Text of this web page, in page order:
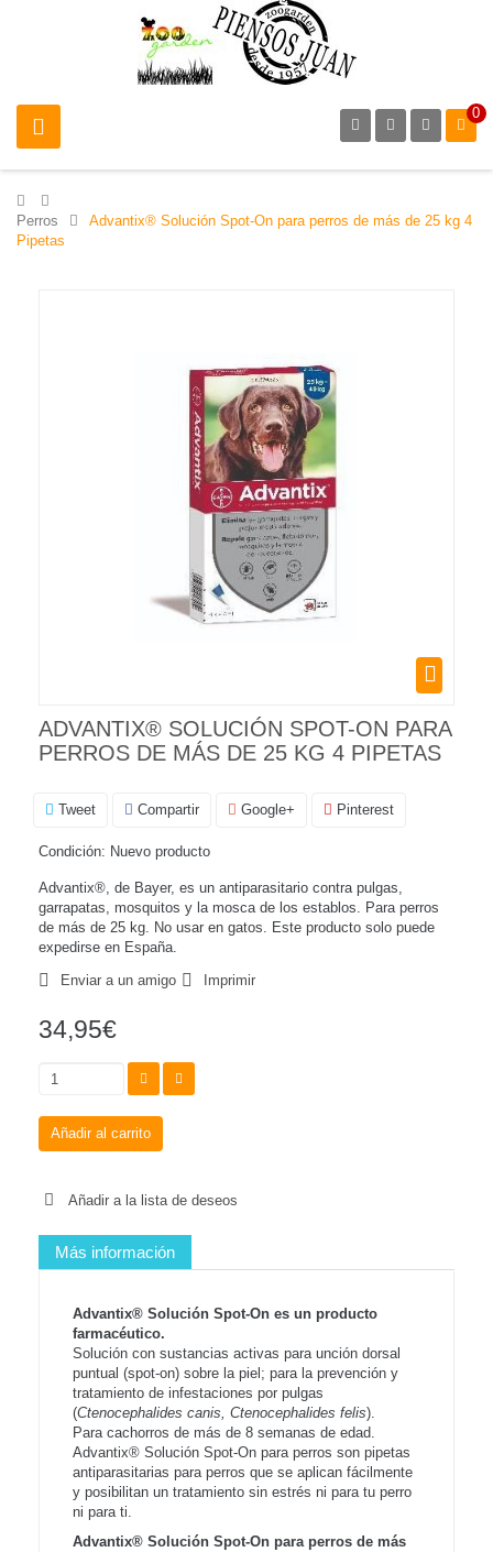
0
>
Perros
>
Advantix® Solución Spot-On para perros de más de 25 kg 4
Pipetas
ADVANTIX® SOLUCIÓN SPOT-ON PARA
PERROS DE MÁS DE 25 KG 4 PIPETAS
Tweet Compartir Google+ Pinterest
Condición: Nuevo producto
Advantix®, de Bayer, es un antiparasitario contra pulgas,
garrapatas, mosquitos y la mosca de los establos. Para perros
de más de 25 kg. No usar en gatos. Este producto solo puede
expedirse en España.
Enviar a un amigo
Imprimir
34,95€
Añadir al carrito
Añadir a la lista de deseos
Más información
Advantix® Solución Spot-On es un producto
farmacéutico.
Solución con sustancias activas para unción dorsal
puntual (spot-on) sobre la piel; para la prevención y
tratamiento de infestaciones por pulgas
(Ctenocephalides canis, Ctenocephalides felis).
Para cachorros de más de 8 semanas de edad.
Advantix® Solución Spot-On para perros son pipetas
antiparasitarias para perros que se aplican fácilmente
y posibilitan un tratamiento sin estrés ni para tu perro
ni para ti.
Advantix® Solución Spot-On para perros de más